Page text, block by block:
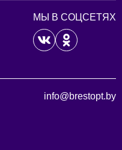
МЫ В СОЦСЕТЯХ
info@brestopt.by